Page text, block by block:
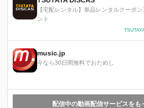
【宅配レンタル】単品レンタルクーポ
ント
music.jp
今なら30日間無料でおためし
配信中の動画配信サービスをも